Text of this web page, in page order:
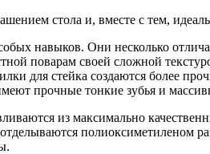
стола и, вместе с тем,
навыков. Они несколько
поварам своей сложной
для стейка создаются более
прочные тонкие зубья и
из максимально
полиоксиметиленом